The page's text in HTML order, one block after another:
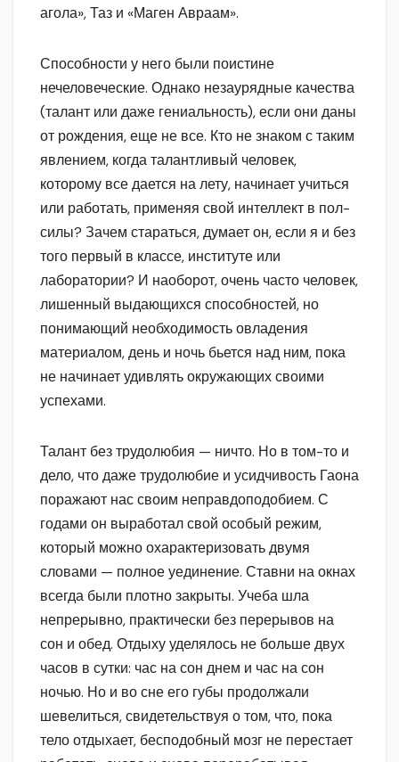
агола», Таз и «Маген Авраам».
Способности у него были поистине
нечеловеческие. Однако незаурядные качества
(талант или даже гениальность), если они даны
от рождения, еще не все. Кто не знаком с таким
явлением, когда талантливый человек,
которому все дается на лету, начинает учиться
или работать, применяя свой интеллект в пол-
силы? Зачем стараться, думает он, если я и без
того первый в классе, институте или
лаборатории? И наоборот, очень часто человек,
лишенный выдающихся способностей, но
понимающий необходимость овладения
материалом, день и ночь бьется над ним, пока
не начинает удивлять окружающих своими
успехами.
Талант без трудолюбия — ничто. Но в том-то и
дело, что даже трудолюбие и усидчивость Гаона
поражают нас своим неправдоподобием. С
годами он выработал свой особый режим,
который можно охарактеризовать двумя
словами — полное уединение. Ставни на окнах
всегда были плотно закрыты. Учеба шла
непрерывно, практически без перерывов на
сон и обед. Отдыху уделялось не больше двух
часов в сутки: час на сон днем и час на сон
ночью. Но и во сне его губы продолжали
шевелиться, свидетельствуя о том, что, пока
тело отдыхает, бесподобный мозг не перестает